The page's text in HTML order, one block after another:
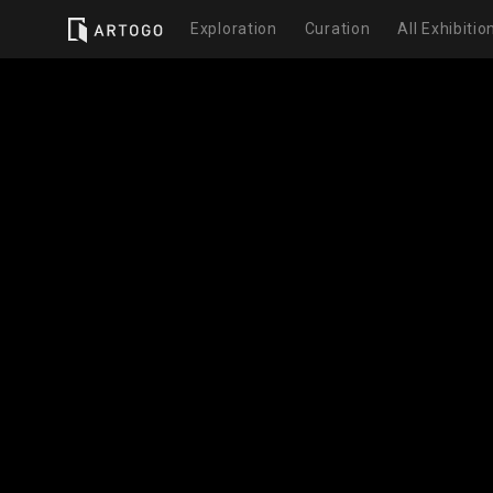
Exploration Curation All